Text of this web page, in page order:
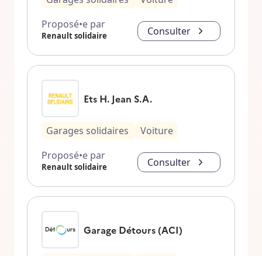
Proposé•e par
Renault solidaire Consulter
Ets H. Jean S.A.
Garages solidaires
Voiture
Proposé•e par
Renault solidaire Consulter
Garage Détours (ACI)